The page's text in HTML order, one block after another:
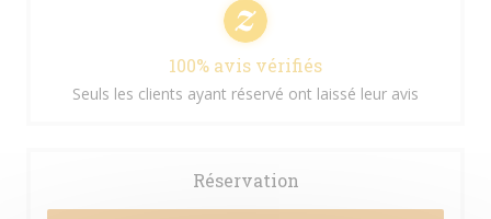
100% avis vérifiés
Seuls les clients ayant réservé ont laissé leur avis
Réservation